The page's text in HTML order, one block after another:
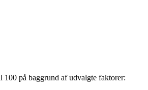
100 på baggrund af udvalgte faktorer: